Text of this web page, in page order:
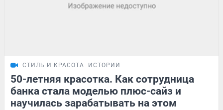
СТИЛЬ И КРАСОТА ИСТОРИИ
50-летняя красотка. Как сотрудница
банка стала моделью плюс-сайз и
научилась зарабатывать на этом